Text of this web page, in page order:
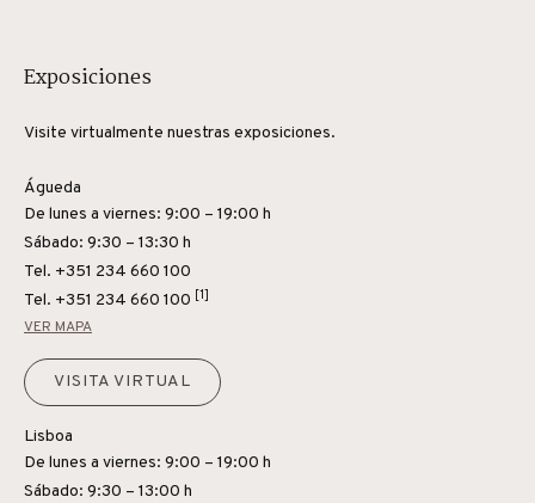
Exposiciones
Visite virtualmente nuestras exposiciones.
Águeda
De lunes a viernes: 9:00 – 19:00 h
Sábado: 9:30 – 13:30 h
Tel. +351 234 660 100
Tel. +351 234 660 100 [1]
VER MAPA
VISITA VIRTUAL
Lisboa
De lunes a viernes: 9:00 – 19:00 h
Sábado: 9:30 – 13:00 h